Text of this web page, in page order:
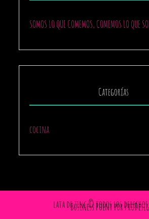
SOMOS LO QUE COMEMOS, COMEMOS LO QUE
Categorías
cocina
lata de zinc © todos los
Business Point por